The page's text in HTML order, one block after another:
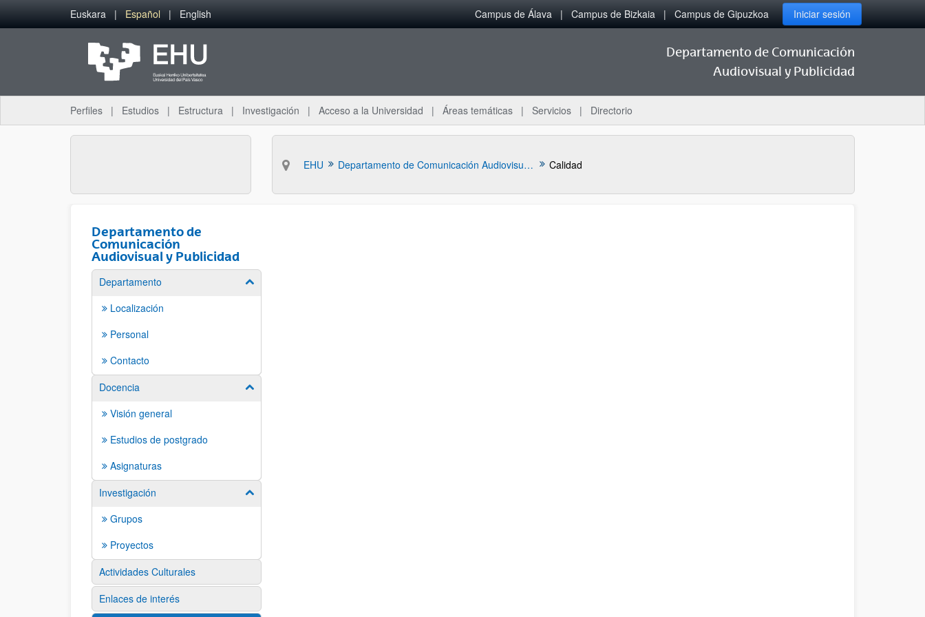
Saltar al contenido principal
Euskara Español English Campus de Álava Campus de Bizkaia Campus de Gipuzkoa Iniciar sesión
Departamento de Comunicación
Audiovisual y Publicidad
Perfiles Estudios Estructura Investigación Acceso a la Universidad Áreas temáticas Servicios Directorio
EHU Departamento de Comunicación Audiovisual y Publicidad Calidad
Departamento de
Comunicación
Audiovisual y Publicidad
Departamento Mostrar/ocultar subpáginas
Localización
Personal
Contacto
Docencia
Mostrar/ocultar subpáginas
Visión general
Estudios de postgrado
Asignaturas
Investigación
Mostrar/ocultar subpáginas
Grupos
Proyectos
Actividades Culturales
Enlaces de interés